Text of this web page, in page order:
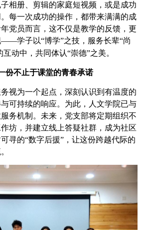
相册、剪辑的家庭短视频，或是成功
每一次成功的操作，都带来满满的成
党员而言，这不仅是教学的反馈，更
学子以“博学”之技，服务长辈“尚
互动中，共同体认“崇德”之美。
份不止于课堂的青春承诺
视为一个起点，深刻认识到有温度的
可持续的响应。为此，人文学院已与
务机制。未来，党支部将定期组织不
坊，并建立线上答疑社群，成为社区
寻的“数字后援”，让这份跨越代际的